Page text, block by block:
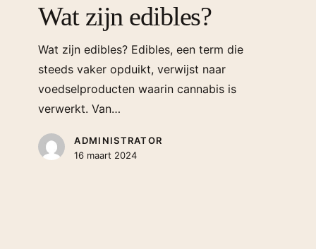
Wat zijn edibles?
Wat zijn edibles? Edibles, een term die
steeds vaker opduikt, verwijst naar
voedselproducten waarin cannabis is
verwerkt. Van…
ADMINISTRATOR
16 maart 2024